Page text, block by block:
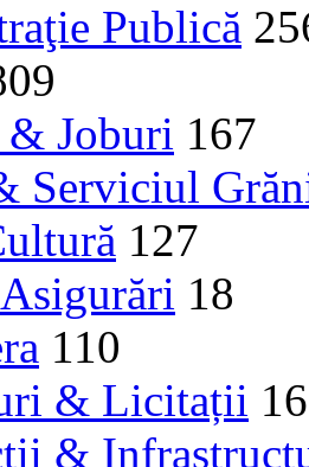
Publică
Joburi 167
Serviciul
127
18
110
& Licitații 16
&